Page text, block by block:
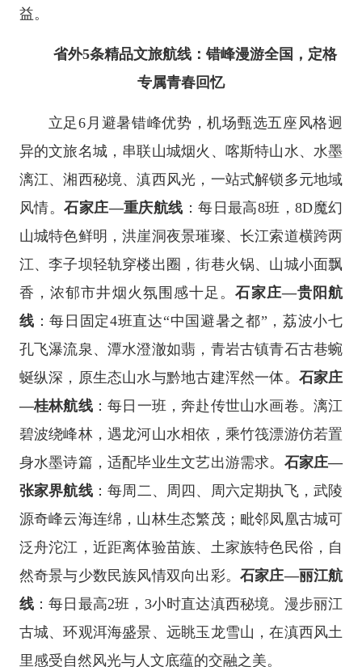
益。
省外5条精品文旅航线：错峰漫游全国，定格
专属青春回忆
立足6月避暑错峰优势，机场甄选五座风格迥
异的文旅名城，串联山城烟火、喀斯特山水、水墨
漓江、湘西秘境、滇西风光，一站式解锁多元地域
风情。石家庄—重庆航线 ：每日最高8班，8D魔幻
山城特色鲜明，洪崖洞夜景璀璨、长江索道横跨两
江、李子坝轻轨穿楼出圈，街巷火锅、山城小面飘
香，浓郁市井烟火氛围感十足。石家庄—贵阳航
线 ：每日固定4班直达“中国避暑之都”，荔波小七
孔飞瀑流泉、潭水澄澈如翡，青岩古镇青石古巷蜿
蜒纵深，原生态山水与黔地古建浑然一体。 石家庄
—桂林航线：每日一班，奔赴传世山水画卷。漓江
碧波绕峰林，遇龙河山水相依，乘竹筏漂游仿若置
身水墨诗篇，适配毕业生文艺出游需求。 石家庄—
张家界航线：每周二、周四、周六定期执飞，武陵
源奇峰云海连绵，山林生态繁茂；毗邻凤凰古城可
泛舟沱江，近距离体验苗族、土家族特色民俗，自
然奇景与少数民族风情双向出彩。 石家庄—丽江航
线 ：每日最高2班，3小时直达滇西秘境。漫步丽江
古城、环观洱海盛景、远眺玉龙雪山，在滇西风土
里感受自然风光与人文底蕴的交融之美。